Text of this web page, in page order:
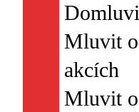
Mluvit
akcích
Mluvit o